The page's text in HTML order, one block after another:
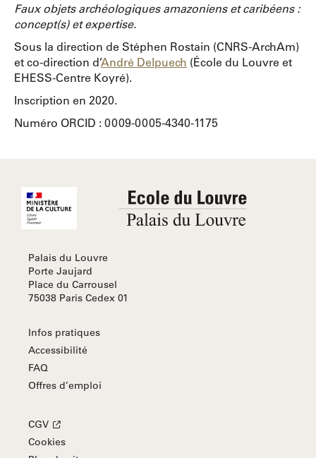
Faux objets archéologiques amazoniens et caribéens :
concept(s) et expertise.
Sous la direction de Stéphen Rostain (CNRS-ArchAm)
et co-direction d’André Delpuech (École du Louvre et
EHESS-Centre Koyré).
Inscription en 2020.
Numéro ORCID : 0009-0005-4340-1175
Palais du Louvre
Porte Jaujard
Place du Carrousel
75038 Paris Cedex 01
Infos pratiques
Accessibilité
FAQ
Offres d’emploi
CGV
Cookies